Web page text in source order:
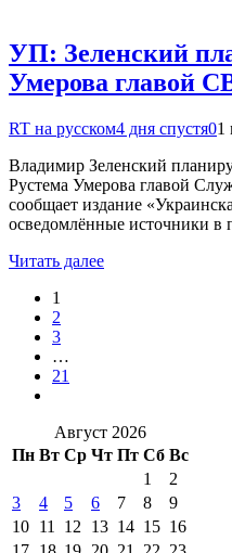
УП: Зеленский
Умерова главой
RT на русском4 дня спустя01
Владимир Зеленский
Рустема Умерова главой
сообщает издание
осведомлённые источники в
Читать далее
1
2
3
…
21
Август 2026
Пн Вт Ср Чт Пт Сб Вс
1
2
3
4 5 6 7 8
9
10 11 12 13 14 15 16